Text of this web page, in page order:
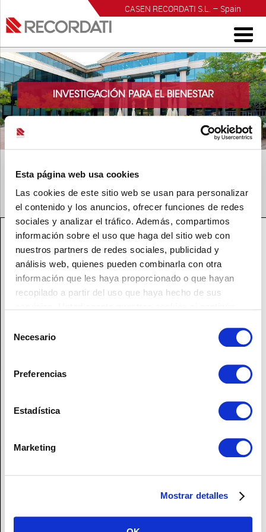
Esta página web usa cookies
Las cookies de este sitio web se usan para personalizar
el contenido y los anuncios, ofrecer funciones de redes
sociales y analizar el tráfico. Además, compartimos
información sobre el uso que haga del sitio web con
nuestros partners de redes sociales, publicidad y
análisis web, quienes pueden combinarla con otra
información que les haya proporcionado o que hayan
recopilado a partir del uso que haya hecho de sus
Necesario
Preferencias
Estadística
Marketing
Mostrar detalles
CASEN RECORDATI S.L. – Spain
INVESTIGACIÓN PARA EL BIENESTAR
NOTA METODOLÓGICA 2025